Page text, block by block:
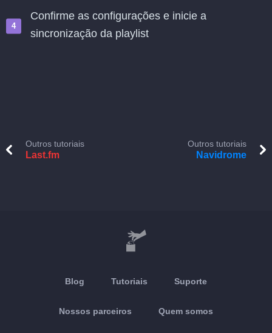
Confirme as configurações e inicie a
sincronização da playlist
Outros tutoriais
Last.fm
Outros tutoriais
Navidrome
Blog Tutoriais Suporte
Nossos parceiros Quem somos